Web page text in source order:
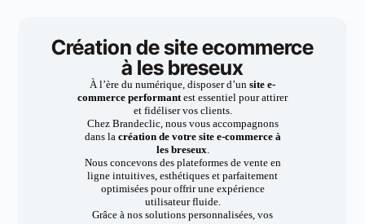
Création de site ecommerce
à les breseux
À l’ère du numérique, disposer d’un site e-
commerce performantest essentiel pour attirer
et fidéliser vos clients.
Chez Brandeclic, nous vous accompagnons
dans la création de votre site e-commerce à
les breseux.
Nous concevons des plateformes de vente en
ligne intuitives, esthétiques et parfaitement
optimisées pour offrir une expérience
utilisateur fluide.
Grâce à nos solutions personnalisées, vos